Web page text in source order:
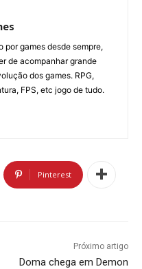
por games desde sempre,
de acompanhar grande
dos games. RPG,
FPS, etc jogo de tudo.
Pinterest
Próximo artigo
Doma chega em Demon